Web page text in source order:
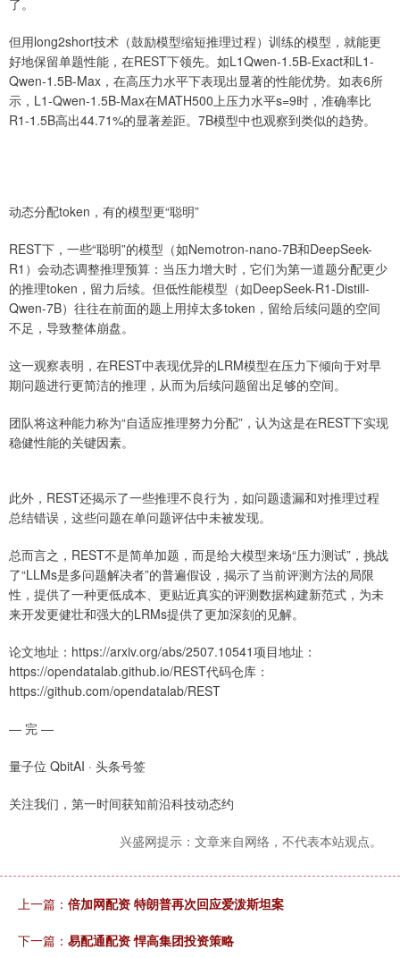
了。
但用long2short技术（鼓励模型缩短推理过程）训练的模型，就能更
好地保留单题性能，在REST下领先。如L1Qwen-1.5B-Exact和L1-
Qwen-1.5B-Max，在高压力水平下表现出显著的性能优势。如表6所
示，L1-Qwen-1.5B-Max在MATH500上压力水平s=9时，准确率比
R1-1.5B高出44.71%的显著差距。7B模型中也观察到类似的趋势。
动态分配token，有的模型更“聪明”
REST下，一些“聪明”的模型（如Nemotron-nano-7B和DeepSeek-
R1）会动态调整推理预算：当压力增大时，它们为第一道题分配更少
的推理token，留力后续。但低性能模型（如DeepSeek-R1-Distill-
Qwen-7B）往往在前面的题上用掉太多token，留给后续问题的空间
不足，导致整体崩盘。
这一观察表明，在REST中表现优异的LRM模型在压力下倾向于对早
期问题进行更简洁的推理，从而为后续问题留出足够的空间。
团队将这种能力称为“自适应推理努力分配”，认为这是在REST下实现
稳健性能的关键因素。
此外，REST还揭示了一些推理不良行为，如问题遗漏和对推理过程
总结错误，这些问题在单问题评估中未被发现。
总而言之，REST不是简单加题，而是给大模型来场“压力测试”，挑战
了“LLMs是多问题解决者”的普遍假设，揭示了当前评测方法的局限
性，提供了一种更低成本、更贴近真实的评测数据构建新范式，为未
来开发更健壮和强大的LRMs提供了更加深刻的见解。
论文地址：https://arxiv.org/abs/2507.10541项目地址：
https://opendatalab.github.io/REST代码仓库：
https://github.com/opendatalab/REST
— 完 —
量子位 QbitAI · 头条号签
关注我们，第一时间获知前沿科技动态约
兴盛网提示：文章来自网络，不代表本站观点。
上一篇： 倍加网配资 特朗普再次回应爱泼斯坦案
下一篇： 易配通配资 悍高集团投资策略